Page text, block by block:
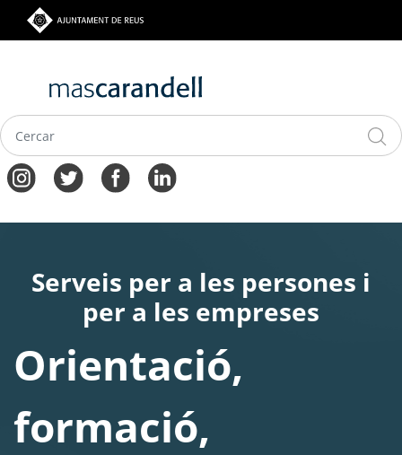
Serveis per a les persones i
per a les empreses
Orientació,
formació,